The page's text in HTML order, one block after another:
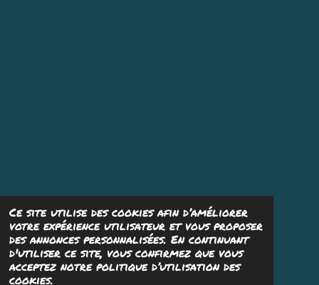
Ce site utilise des cookies afin d’améliorer
votre expérience utilisateur et vous proposer
des annonces personnalisées. En continuant
d'utiliser ce site, vous confirmez que vous
acceptez notre politique d’utilisation des
cookies.